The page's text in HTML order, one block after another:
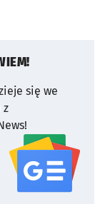
się we
z
serwisu